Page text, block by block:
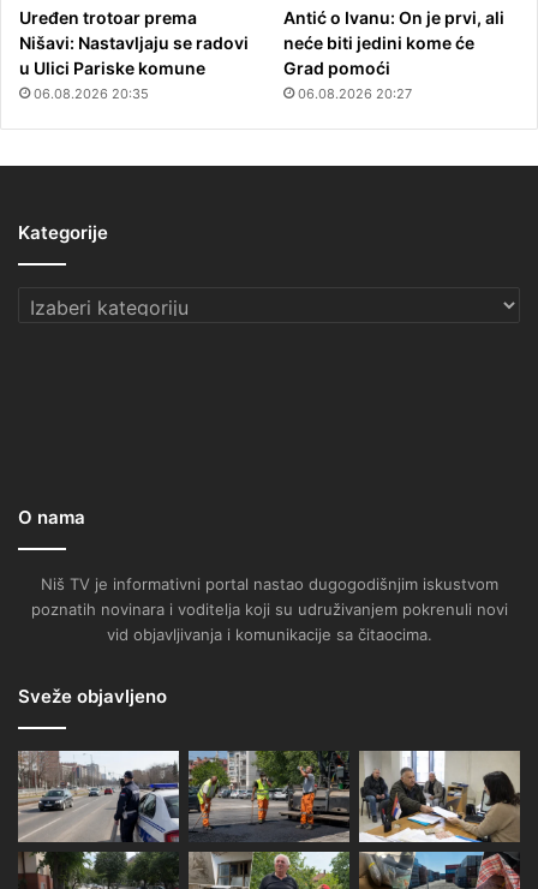
Uređen trotoar prema
Nišavi: Nastavljaju se radovi
u Ulici Pariske komune
06.08.2026 20:35
Antić o Ivanu: On je prvi, ali
neće biti jedini kome će
Grad pomoći
06.08.2026 20:27
Kategorije
Kategorije
O nama
Niš TV je informativni portal nastao dugogodišnjim iskustvom
poznatih novinara i voditelja koji su udruživanjem pokrenuli novi
vid objavljivanja i komunikacije sa čitaocima.
Sveže objavljeno